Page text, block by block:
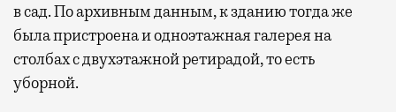
в сад. По архивным данным, к зданию тогда же
была пристроена и одноэтажная галерея на
столбах с двухэтажной ретирадой, то есть
уборной.